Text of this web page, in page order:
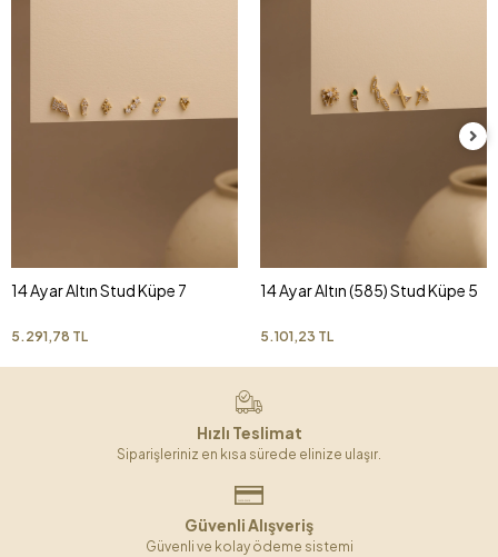
14 Ayar Altın Stud Küpe 7
5.291,78 TL
14 Ayar Altın (585) Stud Küpe 5
5.101,23 TL
Hızlı Teslimat
Siparişleriniz en kısa sürede elinize ulaşır.
Güvenli Alışveriş
Güvenli ve kolay ödeme sistemi